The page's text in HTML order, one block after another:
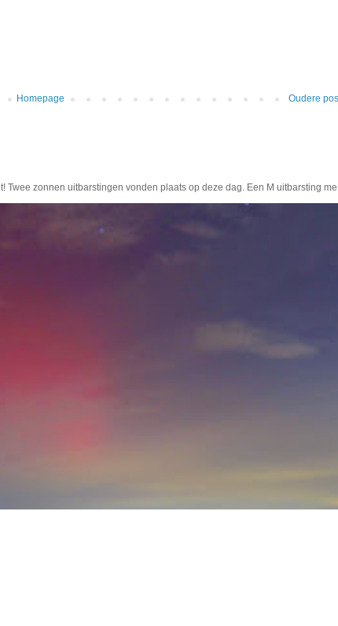
Oudere
Homepage
Twee zonnen uitbarstingen vonden plaats op deze dag. Een M uitbarsting